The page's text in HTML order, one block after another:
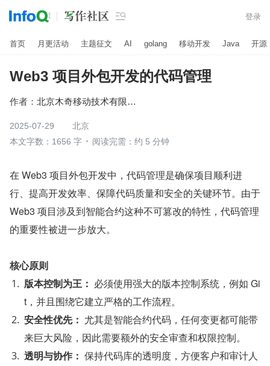
 登录
首页 月更活动 主题征文 AI golang 移动开发 Java 开源
Web3 项目外包开发的代码管理
作者： 北京木奇移动技术有限公司
2025-07-29
北京
本文字数：1656 字
阅读完需：约 5 分钟
在 Web3 项目外包开发中，代码管理是确保项目顺利进
行、提高开发效率、保障代码质量和安全的关键环节。由于
Web3 项目涉及到智能合约这种不可篡改的特性，代码管理
的重要性被进一步放大。
核心原则
版本控制为王： 必须使用强大的版本控制系统，例如 Gi
t，并且围绕它建立严格的工作流程。
安全性优先： 尤其是智能合约代码，任何变更都可能带
来巨大风险，因此需要额外的安全审查和权限控制。
透明与协作： 保持代码库的透明度，方便客户和审计人